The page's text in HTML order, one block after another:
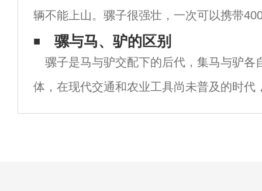
辆不能上山。骡子很强壮，一次可以携带
耐力非常强。根据现场情况。距离，骡子可
4000-8000公斤的货物上山。除了石头，你
骡与马、驴的区别
骡子是马与驴交配下的后代，集马与驴各
体，在现代交通和农业工具尚未普及的时代
广泛的应用。说到骡子，很多人都知道它不